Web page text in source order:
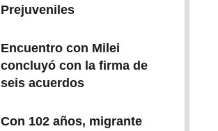
Prejuveniles
Encuentro con Milei
concluyó con la firma de
seis acuerdos
Con 102 años, migrante